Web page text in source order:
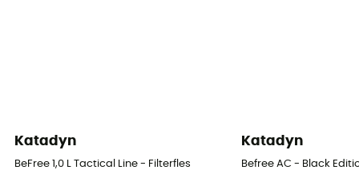
Katadyn
BeFree 1,0 L Tactical Line - Filterfles
Katadyn
Befree AC - Black